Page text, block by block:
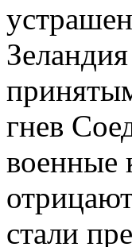
гнев
военные
стали